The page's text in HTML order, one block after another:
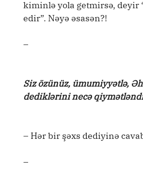
kiminlə yola getmirsə, deyir
edir”. Nəyə əsasən?!
–
Siz özünüz, ümumiyyətlə,
dediklərini necə
– Hər bir şəxs dediyinə
–